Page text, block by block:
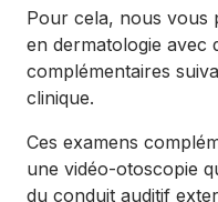
Pour cela, nous vous
en dermatologie avec
complémentaires
clinique.
Ces examens
une vidéo-otoscopie
du conduit auditif